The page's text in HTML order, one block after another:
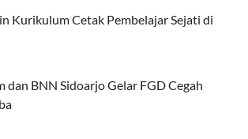
Kurikulum Cetak Pembelajar Sejati di
dan BNN Sidoarjo Gelar FGD Cegah